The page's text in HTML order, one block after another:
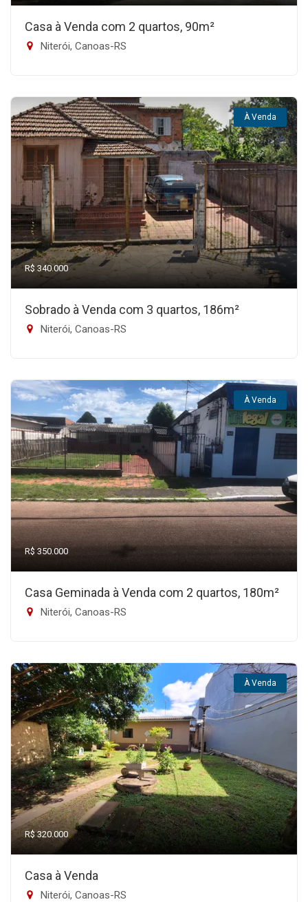
Casa à Venda com 2 quartos, 90m²
Niterói, Canoas-RS
À Venda
R$ 340.000
Sobrado à Venda com 3 quartos, 186m²
Niterói, Canoas-RS
À Venda
R$ 350.000
Casa Geminada à Venda com 2 quartos, 180m²
Niterói, Canoas-RS
À Venda
R$ 320.000
Casa à Venda
Niterói, Canoas-RS